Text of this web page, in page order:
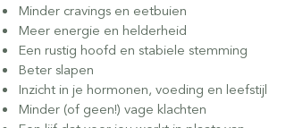
Minder cravings en eetbuien
Meer energie en helderheid
Een rustig hoofd en stabiele stemming
Beter slapen
Inzicht in je hormonen, voeding en leefstijl
Minder (of geen!) vage klachten